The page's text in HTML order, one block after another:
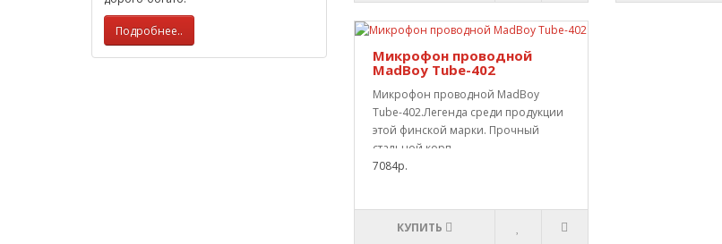
Подробнее..
Микрофон проводной
MadBoy Tube-402
Микрофон проводной MadBoy
Tube-402.Легенда среди продукции
этой финской марки. Прочный
стальной корп..
7084р.
КУПИТЬ